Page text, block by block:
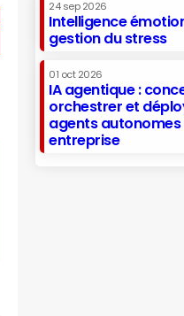
24 sep 2026
Intelligence
gestion du stress
01 oct 2026
IA agentique :
orchestrer et
agents autonomes
entreprise